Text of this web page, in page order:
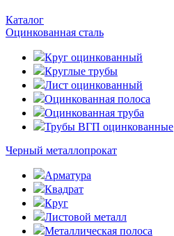
Каталог
Оцинкованная сталь
Круг оцинкованный
Круглые трубы
Лист оцинкованный
Оцинкованная полоса
Оцинкованная труба
Трубы ВГП оцинкованные
Черный металлопрокат
Арматура
Квадрат
Круг
Листовой металл
Металлическая полоса